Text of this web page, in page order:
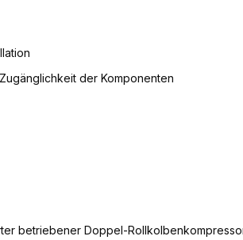
der Komponenten
betriebener Doppel-